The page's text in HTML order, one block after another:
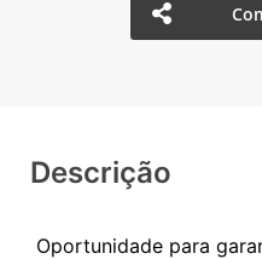
Descrição
Oportunidade para